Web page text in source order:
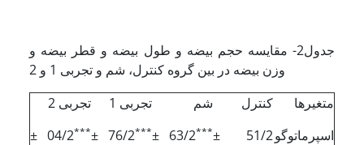
جدول2- مقایسه حجم بیضه و طول بیضه و قطر بیضه و
وزن بیضه در بین گروه کنترل، شم و تجربی 1 و 2
متغیرها
کنترل شم تجربی 1
تجربی 2
اسپرماتوگو
51/2 ±
***
63/2 ±
***
76/2 ±
***
04/2 ±